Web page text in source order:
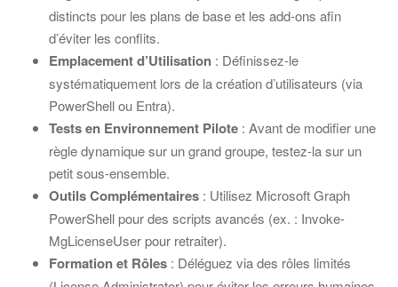
distincts pour les plans de base et les add-ons afin
d’éviter les conflits.
Emplacement d’Utilisation : Définissez-le
systématiquement lors de la création d’utilisateurs (via
PowerShell ou Entra).
Tests en Environnement Pilote : Avant de modifier une
règle dynamique sur un grand groupe, testez-la sur un
petit sous-ensemble.
Outils Complémentaires : Utilisez Microsoft Graph
PowerShell pour des scripts avancés (ex. : Invoke-
MgLicenseUser pour retraiter).
Formation et Rôles : Déléguez via des rôles limités